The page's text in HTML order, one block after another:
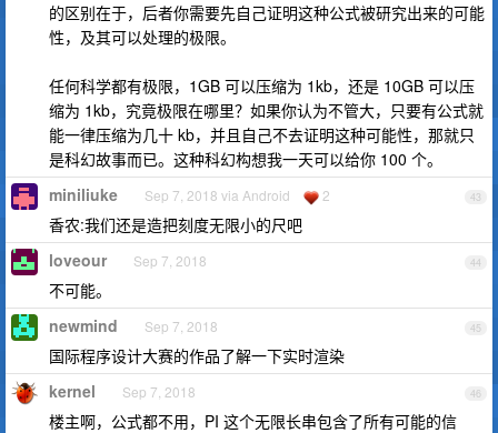
的区别在于，后者你需要先自己证明这种公式被研究出来的可能
性，及其可以处理的极限。
任何科学都有极限，1GB 可以压缩为 1kb，还是 10GB 可以压
缩为 1kb，究竟极限在哪里？如果你认为不管大，只要有公式就
能一律压缩为几十 kb，并且自己不去证明这种可能性，那就只
是科幻故事而已。这种科幻构想我一天可以给你 100 个。
43
miniliuke Sep 7, 2018 via Android 2
香农:我们还是造把刻度无限小的尺吧
44
loveour Sep 7, 2018
不可能。
45
newmind Sep 7, 2018
国际程序设计大赛的作品了解一下实时渲染
46
kernel Sep 7, 2018
楼主啊，公式都不用，PI 这个无限长串包含了所有可能的信